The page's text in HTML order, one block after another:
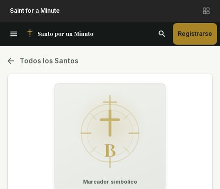
Saint for a Minute
Santo por un Minuto Registrarse
Todos los Santos
B
Marcador simbólico